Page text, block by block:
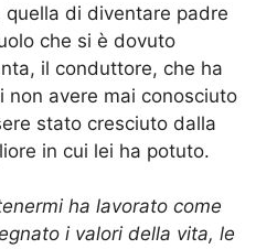
quella di diventare padre
che si è dovuto
il conduttore, che ha
non avere mai conosciuto
stato cresciuto dalla
in cui lei ha potuto.
ha lavorato come
i valori della vita, le